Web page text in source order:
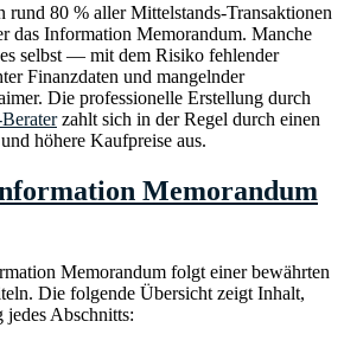
rund 80 % aller Mittelstands-Transaktionen
das Information Memorandum. Manche
selbst — mit dem Risiko fehlender
Finanzdaten und mangelnder
Die professionelle Erstellung durch
zahlt sich in der Regel durch einen
höhere Kaufpreise aus.
Memorandum
Memorandum folgt einer bewährten
Die folgende Übersicht zeigt Inhalt,
Abschnitts: